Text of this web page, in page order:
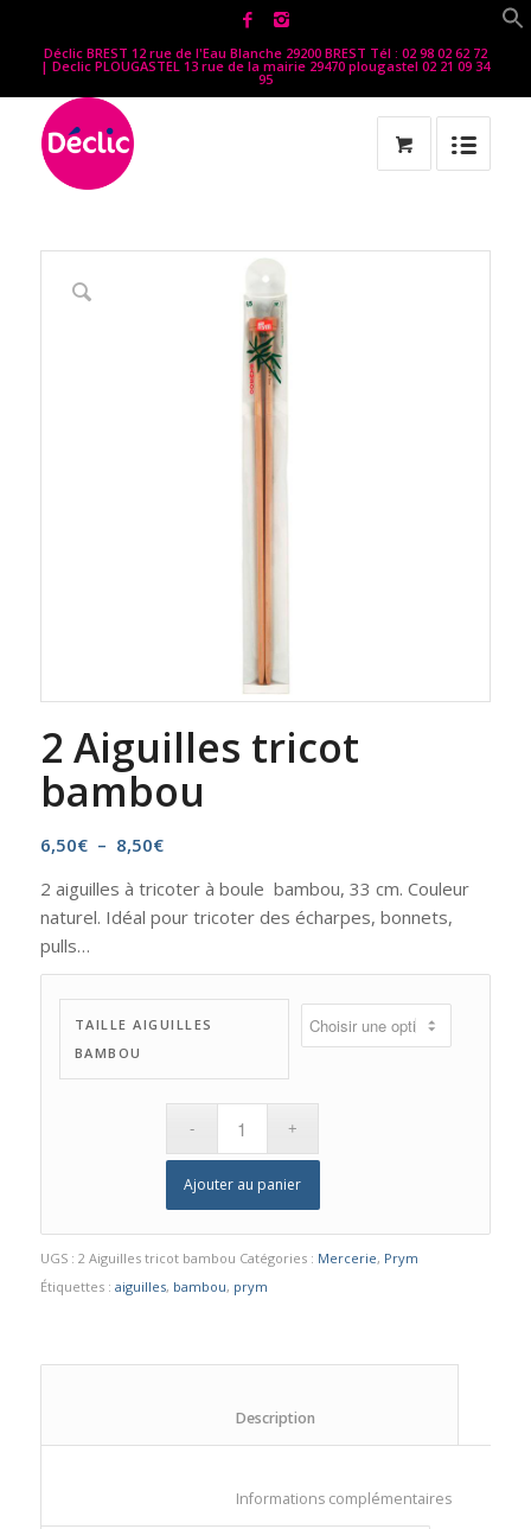
Déclic BREST 12 rue de l'Eau Blanche 29200 BREST Tél : 02 98 02 62 72
| Declic PLOUGASTEL 13 rue de la mairie 29470 plougastel 02 21 09 34
95
2 Aiguilles tricot
bambou
6,50€ – 8,50€Plage
prix :
6,50€
2 aiguilles à tricoter à boule bambou, 33 cm. Couleur
naturel. Idéal pour tricoter des écharpes, bonnets,
pulls…
TAILLE AIGUILLES
BAMBOU
Ajouter au panier
UGS : 2 Aiguilles tricot bambou Catégories : Mercerie, Prym
Étiquettes : aiguilles, bambou, prym
Informations